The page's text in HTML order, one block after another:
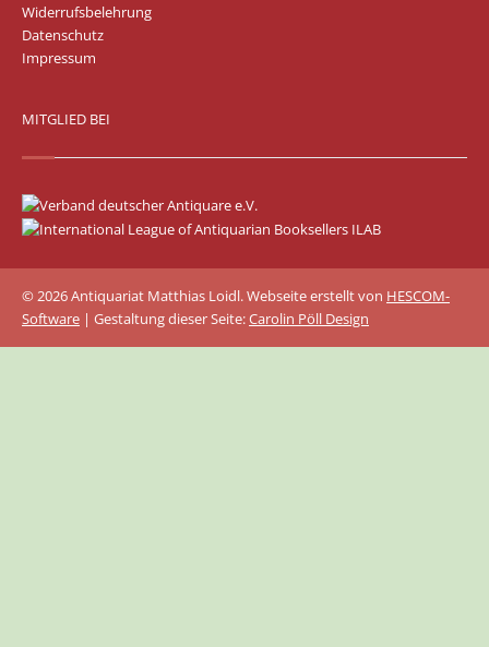
Widerrufsbelehrung
Datenschutz
Impressum
MITGLIED BEI
© 2026 Antiquariat Matthias Loidl. Webseite erstellt von HESCOM-
Software | Gestaltung dieser Seite:Carolin Pöll Design